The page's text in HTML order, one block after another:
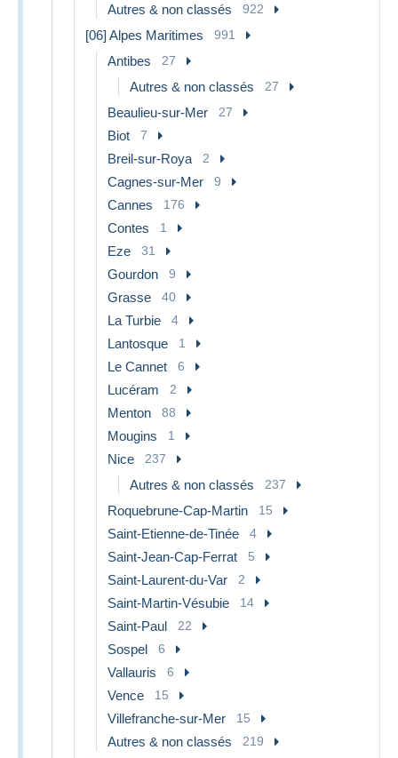
Autres & non classés 922
[06] Alpes Maritimes 991
Antibes 27
Autres & non classés 27
Beaulieu-sur-Mer 27
Biot 7
Breil-sur-Roya 2
Cagnes-sur-Mer 9
Cannes 176
Contes 1
Eze 31
Gourdon 9
Grasse 40
La Turbie 4
Lantosque 1
Le Cannet 6
Lucéram 2
Menton 88
Mougins 1
Nice 237
Autres & non classés 237
Roquebrune-Cap-Martin 15
Saint-Etienne-de-Tinée 4
Saint-Jean-Cap-Ferrat 5
Saint-Laurent-du-Var 2
Saint-Martin-Vésubie 14
Saint-Paul 22
Sospel 6
Vallauris 6
Vence 15
Villefranche-sur-Mer 15
Autres & non classés 219